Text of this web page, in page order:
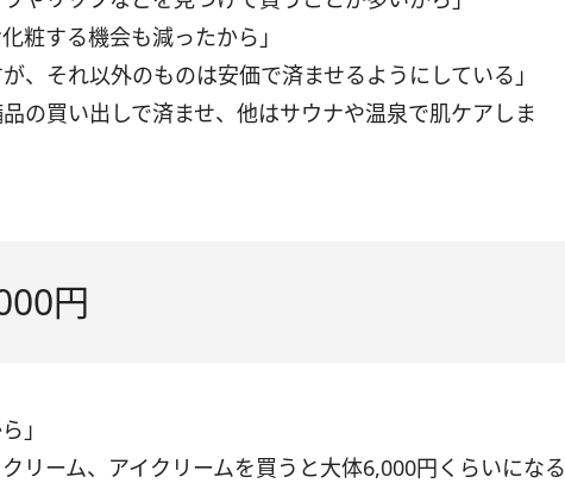
粧する機会も減ったから」
、それ以外のものは安価で済ませるようにしている」
の買い出しで済ませ、他はサウナや温泉で肌ケアしま
円
」
リーム、アイクリームを買うと大体6,000円くらいになる